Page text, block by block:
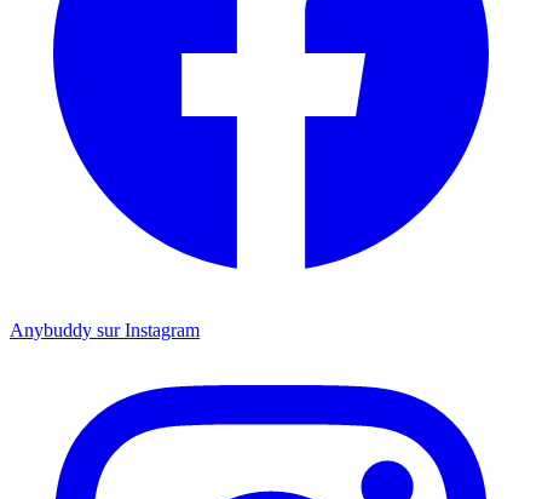
Anybuddy sur Instagram